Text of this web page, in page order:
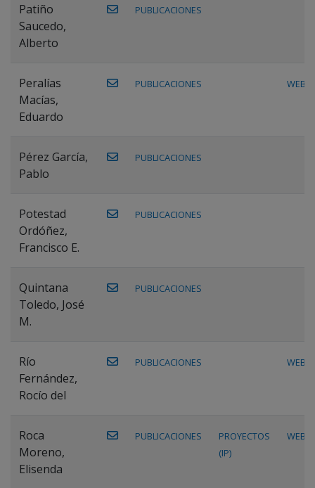
Patiño
Saucedo,
Alberto
PUBLICACIONES
Peralías
Macías,
Eduardo
PUBLICACIONES WEB
Pérez García,
Pablo
PUBLICACIONES
Potestad
Ordóñez,
Francisco E.
PUBLICACIONES
Quintana
Toledo, José
M.
PUBLICACIONES
Río
Fernández,
Rocío del
PUBLICACIONES WEB
Roca
Moreno,
Elisenda
PUBLICACIONES
PROYECTOS
(IP)
WEB